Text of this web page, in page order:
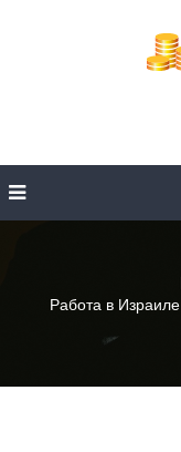
Работа в Израиле